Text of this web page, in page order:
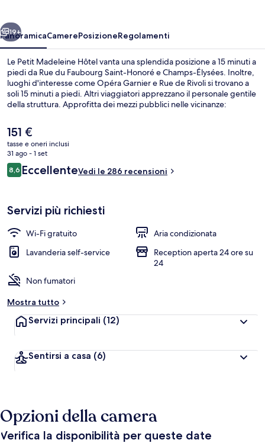
Avanti
19+
PanoramicaCamerePosizioneRegolamenti
Le Petit Madeleine Hôtel vanta una splendida posizione a 15 minuti a
piedi da Rue du Faubourg Saint-Honoré e Champs-Élysées. Inoltre,
luoghi d'interesse come Opéra Garnier e Rue de Rivoli si trovano a
soli 15 minuti a piedi. Altri viaggiatori apprezzano il personale gentile
della struttura. Approfitta dei mezzi pubblici nelle vicinanze:
Augustin a 5 min a piedi.
Il
prezzo
attuale
è
151 €
151 €
tasse e oneri inclusi
31 ago - 1 set
Recensioni
8,68,6 su 10
EccellenteVedi le 286 recensioni
Servizi più richiesti
Wi-Fi gratuito
Aria condizionata
Lavanderia self-service
Reception aperta 24 ore su
24
Non fumatori
Mostra tutto
Servizi principali (12)
Sentirsi a casa (6)
Opzioni della camera
Verifica la disponibilità per queste date